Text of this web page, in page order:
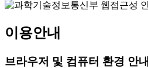
이용안내
브라우저 및 컴퓨터 환경 안내